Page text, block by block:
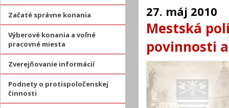
Začaté správne konania
Výberové konania a voľné
pracovné miesta
Zverejňovanie informácií
Podnety o protispoločenskej
činnosti
27. máj 2010
Mestská
povinnosti